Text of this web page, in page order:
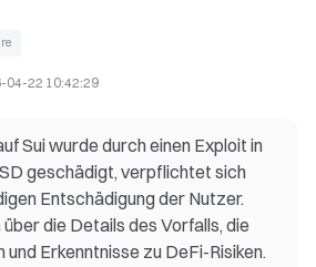
04-22 10:42:29
Sui wurde durch einen Exploit in
geschädigt, verpflichtet sich
Entschädigung der Nutzer.
die Details des Vorfalls, die
Erkenntnisse zu DeFi-Risiken.